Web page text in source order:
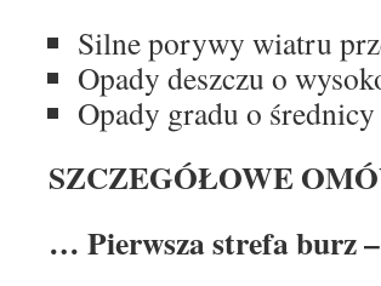
Silne porywy wiatru
Opady deszczu o
Opady gradu o
SZCZEGÓŁOWE
… Pierwsza strefa burz